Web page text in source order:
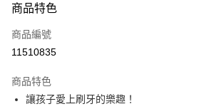
消。如遇「轉專審核」未通過狀況，表示未達大哥
【繳款方式說明】
醒簡訊。
帳／街口支付／iPASS MONEY」等通路繳費。
２．便利：只要手機號碼，簡訊認證，即可結帳。
【「AFTEE先享後付」結帳流程】
結帳頁面，進行簡訊認證並確認金額後，即可完成結
２．訂單成立數日內，您將收到繳費通知簡訊。
３．收到繳費通知簡訊後14天內，點擊此簡訊中的
運送方式
付款後全家取貨｜8/8-8/14運費優惠，結帳滿
每筆NT$70，滿NT$499(含以上)免運費
付款後7-11取貨
每筆NT$70，滿NT$800(含以上)免運費
商品特色
商品編號
11510835
商品特色
讓孩子愛上刷牙的樂趣！